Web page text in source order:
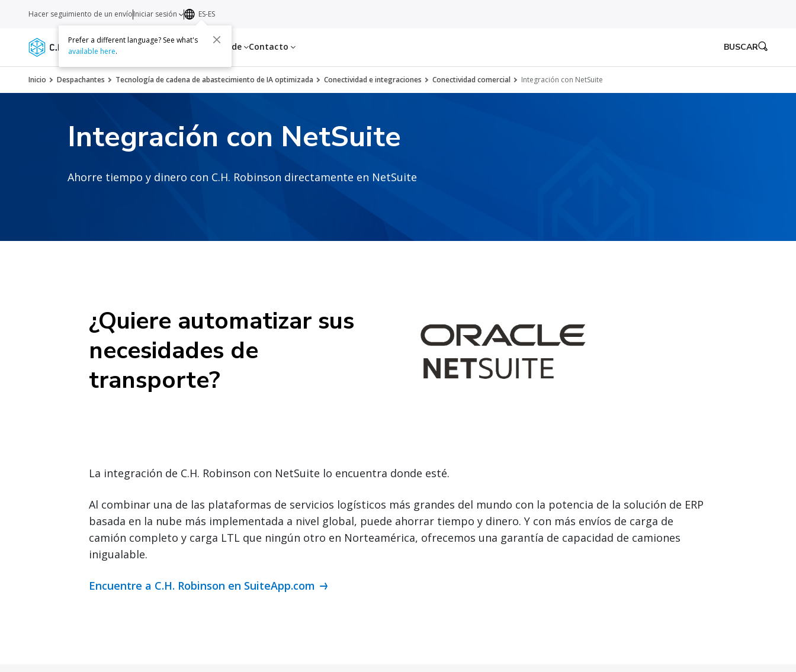
Servicios Recursos Acerca de Contacto
Hacer seguimiento de un envíoIniciar sesión ES-ES
Prefer a different language? See what's
available here. BUSCAR
Inicio Despachantes Tecnología de cadena de abastecimiento de IA optimizada Conectividad e integraciones Conectividad comercial Integración con NetSuite
Integración con NetSuite
Ahorre tiempo y dinero con C.H. Robinson directamente en NetSuite
¿Quiere automatizar sus
necesidades de
transporte?
La integración de C.H. Robinson con NetSuite lo encuentra donde esté.
Al combinar una de las plataformas de servicios logísticos más grandes del mundo con la potencia de la solución de ERP
basada en la nube más implementada a nivel global, puede ahorrar tiempo y dinero. Y con más envíos de carga de
camión completo y carga LTL que ningún otro en Norteamérica, ofrecemos una garantía de capacidad de camiones
inigualable.
Encuentre a C.H. Robinson en SuiteApp.com